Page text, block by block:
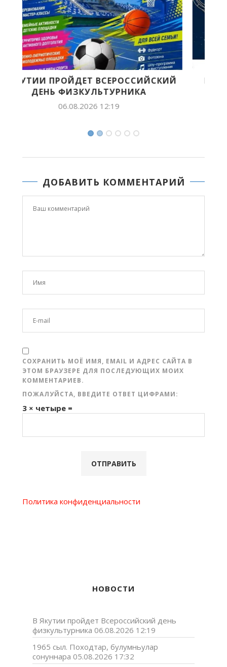
ПРОДОЛЖАЕТСЯ ПРИЕМ ЗАЯВОК НА
СОИСКАНИЕ VII ВСЕРОССИЙСКОЙ...
05.08.2026 15:24
ДОБАВИТЬ КОММЕНТАРИЙ
СОХРАНИТЬ МОЁ ИМЯ, EMAIL И АДРЕС САЙТА В
ЭТОМ БРАУЗЕРЕ ДЛЯ ПОСЛЕДУЮЩИХ МОИХ
КОММЕНТАРИЕВ.
ПОЖАЛУЙСТА, ВВЕДИТЕ ОТВЕТ ЦИФРАМИ:
3 × четыре =
Политика конфиденциальности
НОВОСТИ
В Якутии пройдет Всероссийский день
физкультурника 06.08.2026 12:19
1965 сыл. Походтар, булумньулар
сонуннара 05.08.2026 17:32